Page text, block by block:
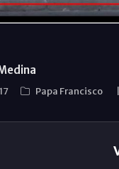
Papa Francisco